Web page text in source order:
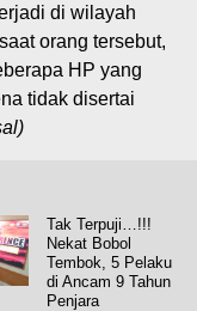
di wilayah
orang tersebut,
HP yang
tidak disertai
Tak Terpuji…!!!
Nekat Bobol
Tembok, 5 Pelaku
di Ancam 9 Tahun
Penjara